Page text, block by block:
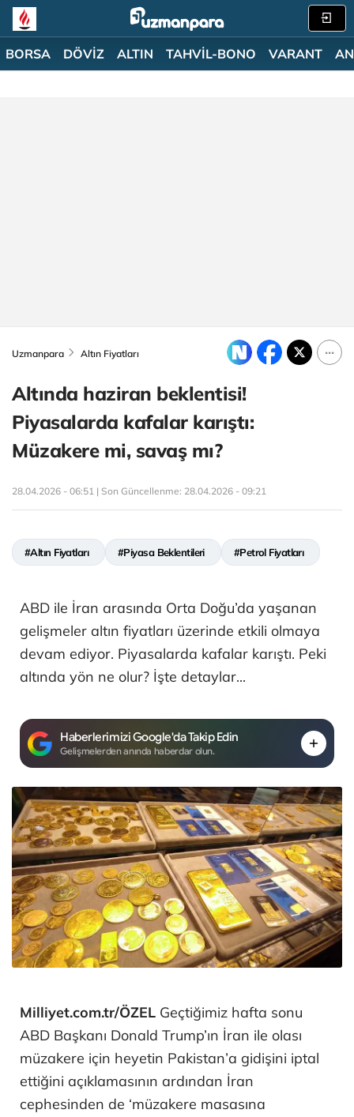
BORSA DÖVİZ ALTIN TAHVİL-BONO VARANT
Uzmanpara Altın Fiyatları
Altında haziran beklentisi!
Piyasalarda kafalar karıştı:
Müzakere mi, savaş mı?
28.04.2026 - 06:51 | Son Güncellenme: 28.04.2026 - 09:21
#Altın Fiyatları #Piyasa Beklentileri #Petrol Fiyatları
ABD ile İran arasında Orta Doğu’da yaşanan
gelişmeler altın fiyatları üzerinde etkili olmaya
devam ediyor. Piyasalarda kafalar karıştı. Peki
altında yön ne olur? İşte detaylar...
Haberlerimizi Google'da Takip Edin
Gelişmelerden anında haberdar olun.
Milliyet.com.tr/ÖZEL Geçtiğimiz hafta sonu
ABD Başkanı Donald Trump’ın İran ile olası
müzakere için heyetin Pakistan’a gidişini iptal
ettiğini açıklamasının ardından İran
cephesinden de ‘müzakere masasına